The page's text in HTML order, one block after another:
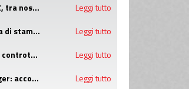
- La radio per la Gen Z, tra nostalgia e comodità
Leggi tutto
- Nasce GEA – agenzia di stampa sulla transizione ecologica
Leggi tutto
- Pubblicità on-line in controtendenza continua a crescere
Leggi tutto
- Commissaria Vestager: accordo vicino su Dsa (Digital Service Act) per maggiore responsabilità delle big tech per i contenuti
Leggi tutto